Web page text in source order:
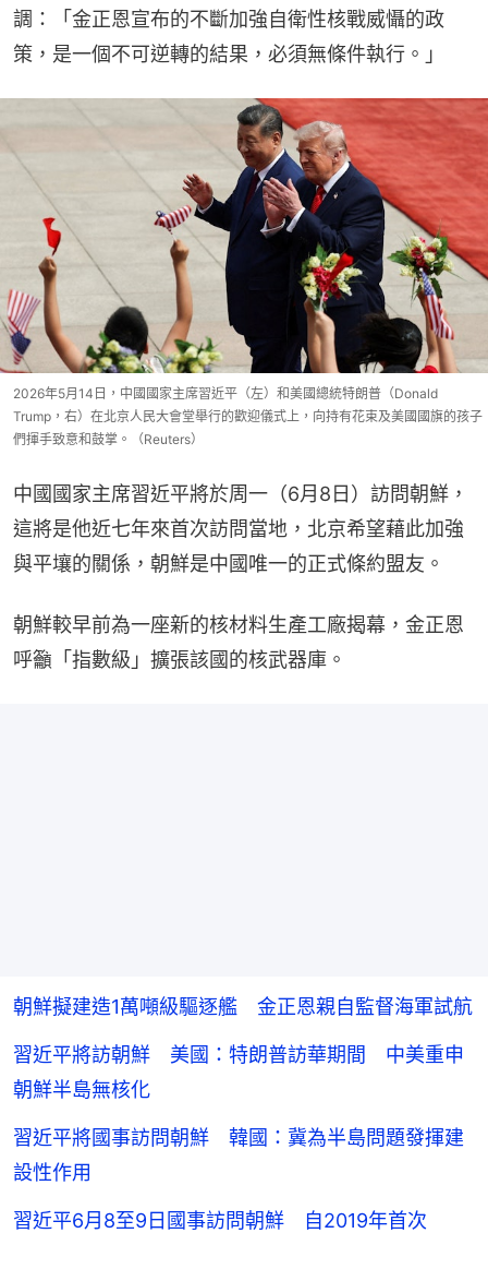
調：「金正恩宣布的不斷加強自衛性核戰威懾的政
策，是一個不可逆轉的結果，必須無條件執行。」
2026年5月14日，中國國家主席習近平（左）和美國總統特朗普（Donald
Trump，右）在北京人民大會堂舉行的歡迎儀式上，向持有花束及美國國旗的孩子
們揮手致意和鼓掌。（Reuters）
中國國家主席習近平將於周一（6月8日）訪問朝鮮，
這將是他近七年來首次訪問當地，北京希望藉此加強
與平壤的關係，朝鮮是中國唯一的正式條約盟友。
朝鮮較早前為一座新的核材料生產工廠揭幕，金正恩
呼籲「指數級」擴張該國的核武器庫。
朝鮮擬建造1萬噸級驅逐艦 金正恩親自監督海軍試航
習近平將訪朝鮮 美國：特朗普訪華期間 中美重申
朝鮮半島無核化
習近平將國事訪問朝鮮 韓國：冀為半島問題發揮建
設性作用
習近平6月8至9日國事訪問朝鮮 自2019年首次